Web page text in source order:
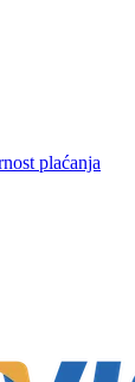
plaćanja